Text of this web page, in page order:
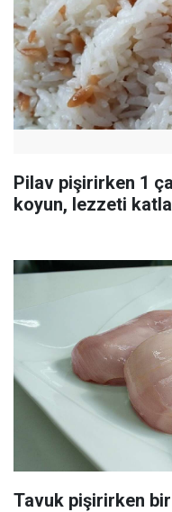
Pilav pişirirken 1
koyun, lezzeti
Tavuk pişirirken